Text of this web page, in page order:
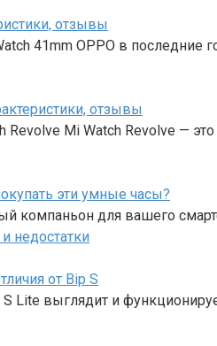
отзывы
41mm OPPO в последние
отзывы
Revolve Mi Watch Revolve —
эти умные часы?
компаньон для вашего
от Bip S
Lite выглядит и